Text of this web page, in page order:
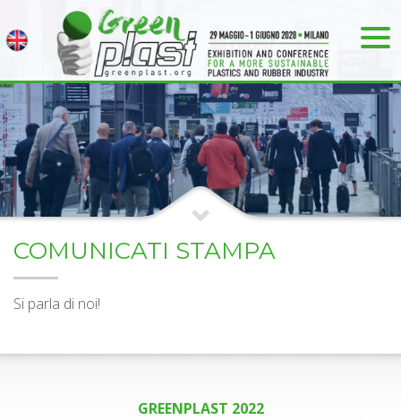
COMUNICATI STAMPA
Si parla di noi!
GREENPLAST 2022